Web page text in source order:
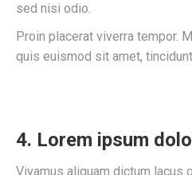
sed nisi odio.
Proin placerat viverra tempor.
quis euismod sit amet,
4. Lorem ipsum
Vivamus aliquam dictum lacus